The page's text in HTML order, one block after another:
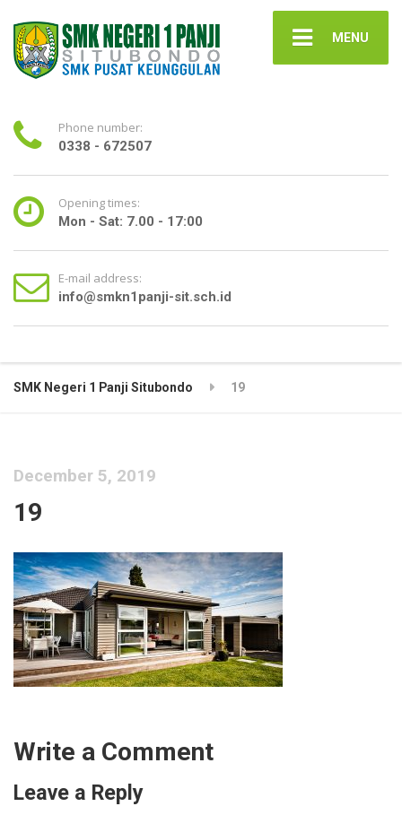
MENU
Phone number:
0338 - 672507
Opening times:
Mon - Sat: 7.00 - 17:00
E-mail address:
info@smkn1panji-sit.sch.id
SMK Negeri 1 Panji Situbondo 19
December 5, 2019
19
Write a Comment
Leave a Reply